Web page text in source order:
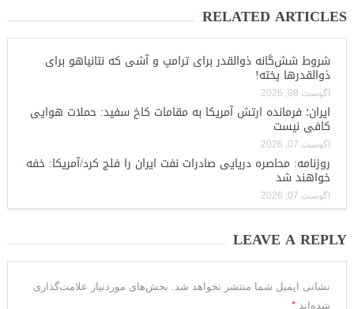
RELATED ARTICLES
شروط شش‌گانه ذوالقدر برای ترامپ و آشی که نتانیاهو برای
ذوالقدرها پخته!
آگوست 08, 2026
ایران؛ فرمانده ارتش آمریکا به مقامات کاخ سفید: حملات هوایی
کافی نیست
آگوست 07, 2026
روزنامه: محاصره دریایی صادرات نفت ایران را فلج کرد/آمریکا: خفه
خواهند شد
آگوست 07, 2026
LEAVE A REPLY
نشانی ایمیل شما منتشر نخواهد شد. بخش‌های موردنیاز علامت‌گذاری
شده‌اند *